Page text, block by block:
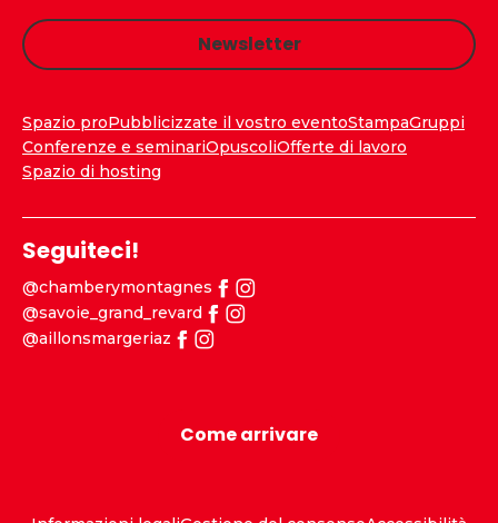
Newsletter
Spazio proPubblicizzate il vostro eventoStampaGruppi
Conferenze e seminariOpuscoliOfferte di lavoro
Spazio di hosting
Seguiteci!
@chamberymontagnes
@savoie_grand_revard
@aillonsmargeriaz
Come arrivare